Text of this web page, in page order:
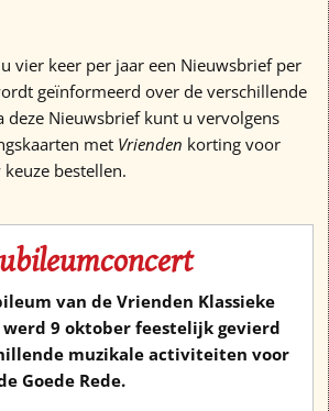
vier keer per jaar een Nieuwsbrief per
geïnformeerd over de verschillende
deze Nieuwsbrief kunt u vervolgens
met Vrienden korting voor
bestellen.
van de Vrienden Klassieke
werd 9 oktober feestelijk gevierd
muzikale activiteiten voor
Goede Rede.